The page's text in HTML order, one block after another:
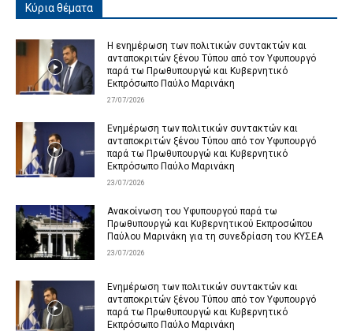
Κύρια θέματα
Η ενημέρωση των πολιτικών συντακτών και
ανταποκριτών ξένου Τύπου από τον Υφυπουργό
παρά τω Πρωθυπουργώ και Κυβερνητικό
Εκπρόσωπο Παύλο Μαρινάκη
27/07/2026
Ενημέρωση των πολιτικών συντακτών και
ανταποκριτών ξένου Τύπου από τον Υφυπουργό
παρά τω Πρωθυπουργώ και Κυβερνητικό
Εκπρόσωπο Παύλο Μαρινάκη
23/07/2026
Ανακοίνωση του Υφυπουργού παρά τω
Πρωθυπουργώ και Κυβερνητικού Εκπροσώπου
Παύλου Μαρινάκη για τη συνεδρίαση του ΚΥΣΕΑ
23/07/2026
Ενημέρωση των πολιτικών συντακτών και
ανταποκριτών ξένου Τύπου από τον Υφυπουργό
παρά τω Πρωθυπουργώ και Κυβερνητικό
Εκπρόσωπο Παύλο Μαρινάκη